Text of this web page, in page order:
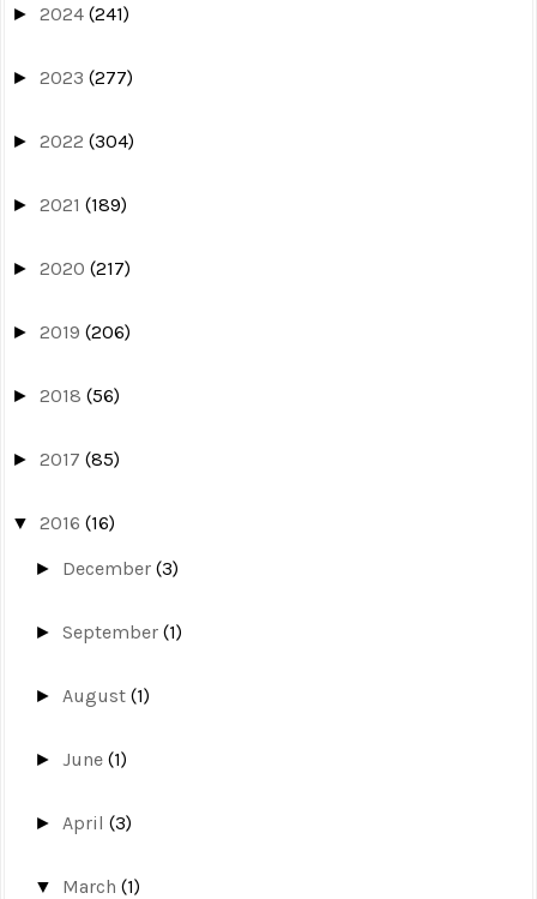
► 2024 (241)
► 2023 (277)
► 2022 (304)
► 2021 (189)
► 2020 (217)
► 2019 (206)
► 2018 (56)
► 2017 (85)
▼ 2016 (16)
► December(3)
►September(1)
► August(1)
►June(1)
► April(3)
▼ March(1)